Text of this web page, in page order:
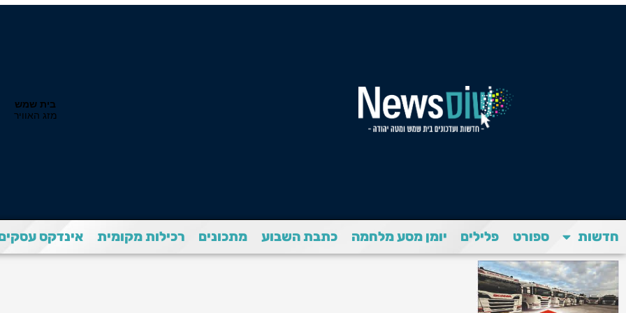
חדשות ספורט פלילים יומן מסע מלחמה כתבת השבוע מתכונים רכילות מקומית אינדקס